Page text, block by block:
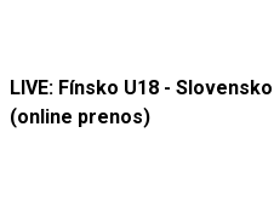
LIVE: Fínsko U18 -
(online prenos)